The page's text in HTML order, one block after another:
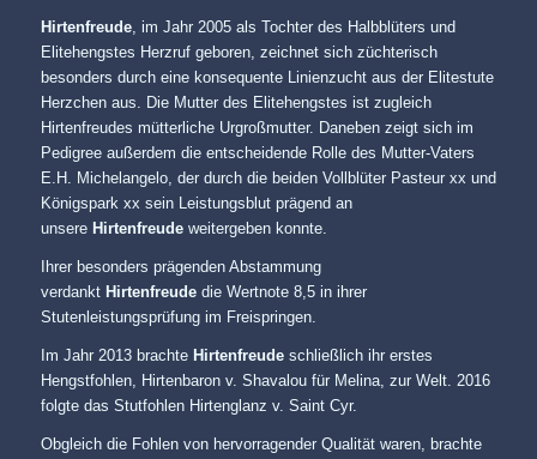
Hirtenfreude, im Jahr 2005 als Tochter des Halbblüters und
Elitehengstes Herzruf geboren, zeichnet sich züchterisch
besonders durch eine konsequente Linienzucht aus der Elitestute
Herzchen aus. Die Mutter des Elitehengstes ist zugleich
Hirtenfreudes mütterliche Urgroßmutter. Daneben zeigt sich im
Pedigree außerdem die entscheidende Rolle des Mutter-Vaters
E.H. Michelangelo, der durch die beiden Vollblüter Pasteur xx und
Königspark xx sein Leistungsblut prägend an
unsere Hirtenfreudeweitergeben konnte.
Ihrer besonders prägenden Abstammung
verdankt Hirtenfreudedie Wertnote 8,5 in ihrer
Stutenleistungsprüfung im Freispringen.
Im Jahr 2013 brachte Hirtenfreudeschließlich ihr erstes
Hengstfohlen, Hirtenbaron v. Shavalou für Melina, zur Welt. 2016
folgte das Stutfohlen Hirtenglanz v. Saint Cyr.
Obgleich die Fohlen von hervorragender Qualität waren, brachte